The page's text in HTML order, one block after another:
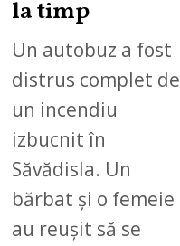
la timp
Un autobuz a fost
distrus complet de
un incendiu
izbucnit în
Săvădisla. Un
bărbat și o femeie
au reușit să se